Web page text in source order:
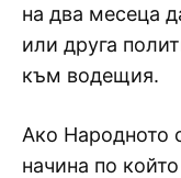
на два месеца
или друга
към водещия.
Ако Народното
начина по